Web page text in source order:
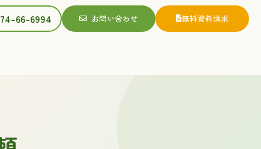
66-6994 お問い合わせ 無料資料請求